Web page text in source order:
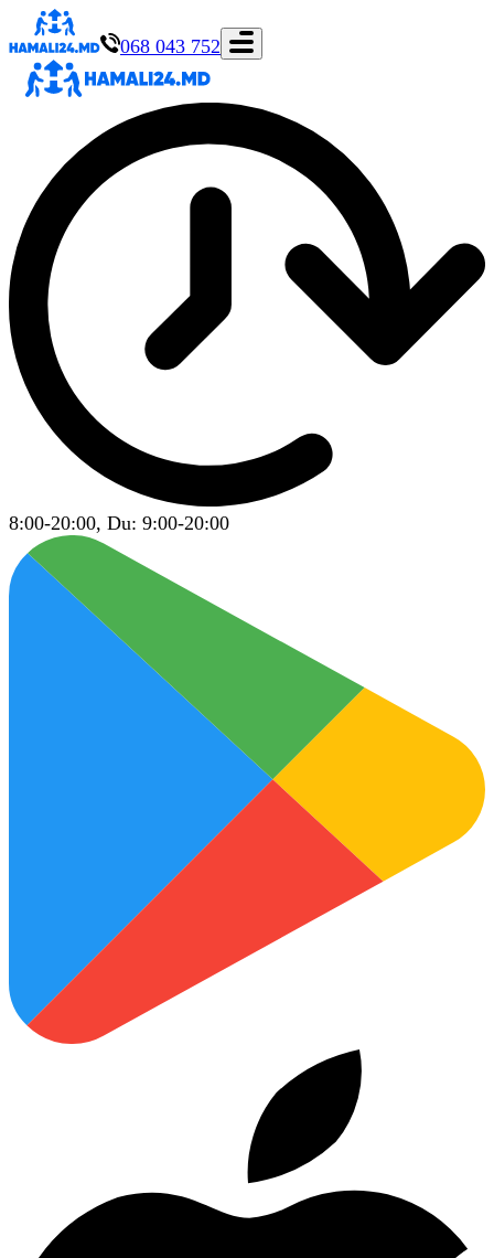
068 043 752
8:00-20:00, Du: 9:00-20:00